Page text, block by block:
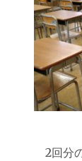
2回分